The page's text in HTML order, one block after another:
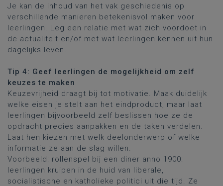
Je kan de inhoud van het vak geschiedenis op
verschillende manieren betekenisvol maken voor
leerlingen. Leg een relatie met wat zich voordoet in
de actualiteit en/of met wat leerlingen kennen uit hun
dagelijks leven.
Tip 4: Geef leerlingen de mogelijkheid om zelf
keuzes te maken
Keuzevrijheid draagt bij tot motivatie. Maak duidelijk
welke eisen je stelt aan het eindproduct, maar laat
leerlingen bijvoorbeeld zelf beslissen hoe ze de
opdracht precies aanpakken en de taken verdelen.
Laat hen kiezen met welk deelonderwerp of welke
informatie ze aan de slag willen.
Voorbeeld: rollenspel bij een diner anno 1900:
leerlingen kruipen in de huid van liberale,
socialistische en katholieke politici uit die tijd. Ze